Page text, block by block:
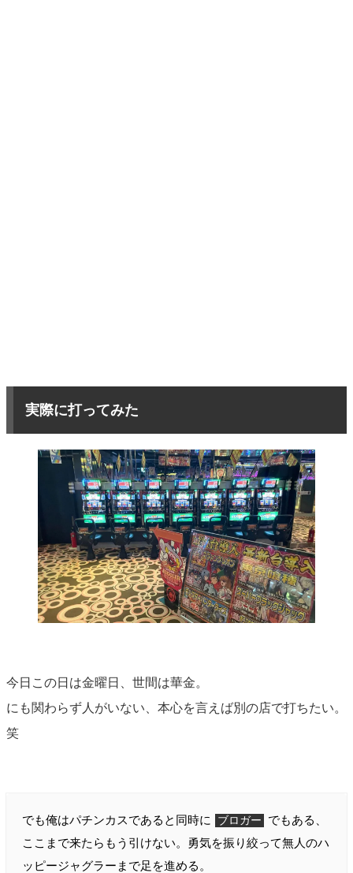
実際に打ってみた
今日この日は金曜日、世間は華金。
にも関わらず人がいない、本心を言えば別の店で打ちたい。
笑
でも俺はパチンカスであると同時に ブロガー
でもある、
ここまで来たらもう引けない。勇気を振り絞って無人のハ
ッピージャグラーまで足を進める。